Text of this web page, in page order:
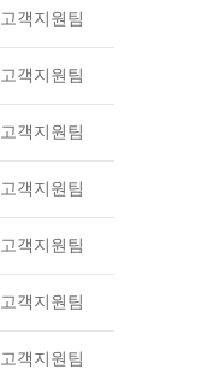
고객지원팀
고객지원팀
고객지원팀
고객지원팀
고객지원팀
고객지원팀
고객지원팀